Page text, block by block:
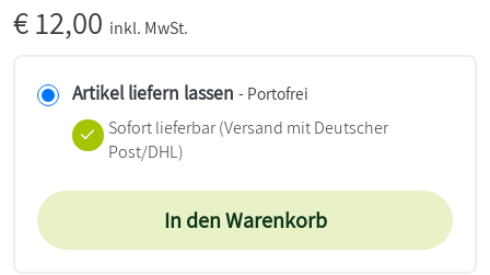
€12,00 inkl. MwSt.
Artikel liefern lassen - Portofrei
Sofort lieferbar(Versand mit Deutscher
Post/DHL)
In den Warenkorb